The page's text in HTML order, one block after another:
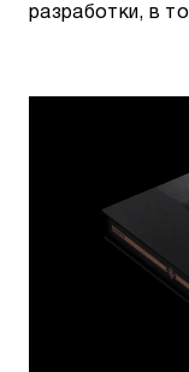
разработки, в